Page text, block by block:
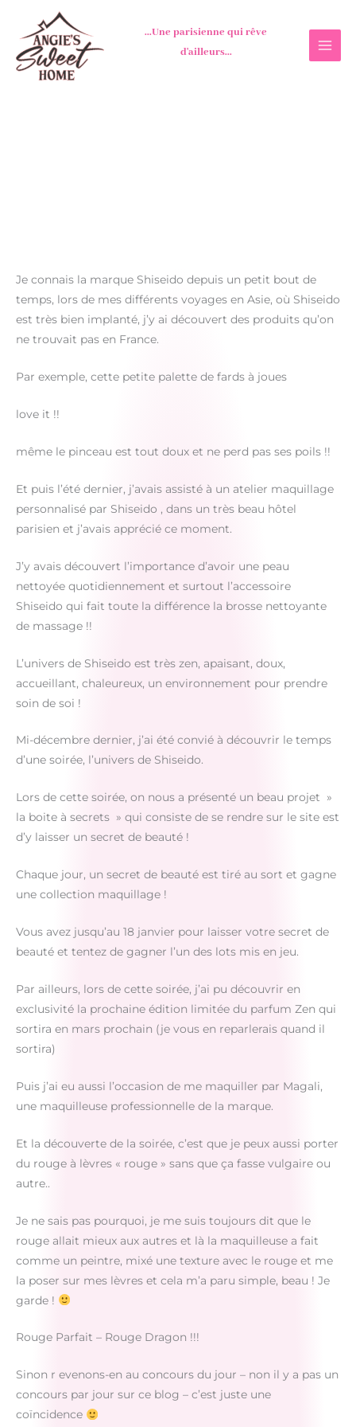
contenu
...Une parisienne qui rêve
d'ailleurs...
Je connais la marque Shiseido depuis un petit bout de
temps, lors de mes différents voyages en Asie, où Shiseido
est très bien implanté, j’y ai découvert des produits qu’on
ne trouvait pas en France.
Par exemple, cette petite palette de fards à joues
love it !!
même le pinceau est tout doux et ne perd pas ses poils !!
Et puis l’été dernier, j’avais assisté à un atelier maquillage
personnalisé par Shiseido , dans un très beau hôtel
parisien et j’avais apprécié ce moment.
J’y avais découvert l’importance d’avoir une peau
nettoyée quotidiennement et surtout l’accessoire
Shiseido qui fait toute la différence la brosse nettoyante
de massage !!
L’univers de Shiseido est très zen, apaisant, doux,
accueillant, chaleureux, un environnement pour prendre
soin de soi !
Mi-décembre dernier, j’ai été convié à découvrir le temps
d’une soirée, l’univers de Shiseido.
Lors de cette soirée, on nous a présenté un beau projet »
la boite à secrets » qui consiste de se rendre sur le site est
d’y laisser un secret de beauté !
Chaque jour, un secret de beauté est tiré au sort et gagne
une collection maquillage !
Vous avez jusqu’au 18 janvier pour laisser votre secret de
beauté et tentez de gagner l’un des lots mis en jeu.
Par ailleurs, lors de cette soirée, j’ai pu découvrir en
exclusivité la prochaine édition limitée du parfum Zen qui
sortira en mars prochain (je vous en reparlerais quand il
sortira)
Puis j’ai eu aussi l’occasion de me maquiller par Magali,
une maquilleuse professionnelle de la marque.
Et la découverte de la soirée, c’est que je peux aussi porter
du rouge à lèvres « rouge » sans que ça fasse vulgaire ou
autre..
Je ne sais pas pourquoi, je me suis toujours dit que le
rouge allait mieux aux autres et là la maquilleuse a fait
comme un peintre, mixé une texture avec le rouge et me
la poser sur mes lèvres et cela m’a paru simple, beau ! Je
garde !
Rouge Parfait – Rouge Dragon !!!
Sinon r evenons-en au concours du jour – non il y a pas un
concours par jour sur ce blog – c’est juste une
coïncidence